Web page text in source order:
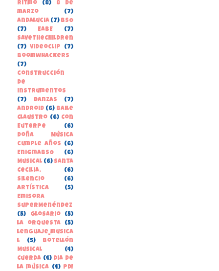
Ritmo (8)
8 de
marzo
(7)
Andalucia (7) BSO
(7)
EABE
(7)
SaveTheChildren
(7) Videoclip
(7)
boomwhackers
(7)
construcción
de
instrumentos
(7)
danzas
(7)
Android (6) Baile
Claustro (6) Con
Euterpe
(6)
Doña Música
cumple años
(6)
EnigmaBSO
(6)
Musical (6) Santa
Cecilia.
(6)
Silencio
(6)
Artística
(5)
Emisora
SuperMenéndez
(5)
Glosario
(5)
la orquesta
(5)
lenguaje_musica
l
(5)
Botellón
Musical
(4)
Cuerda (4) Dia de
la música (4) PDI